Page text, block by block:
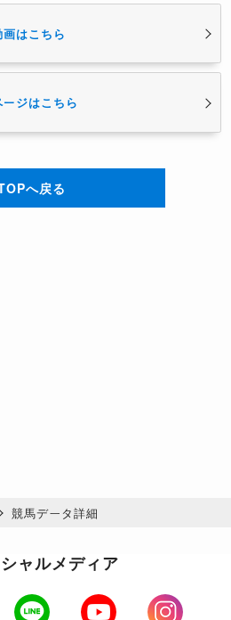
はこちら
ジはこちら
へ戻る
競馬データ詳細
ャルメディア